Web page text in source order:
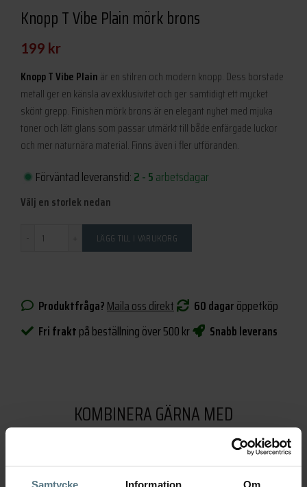
Samtycke Information Om
Knopp T Vibe Plain mörk brons
199 kr
Knopp T Vibe Plain är en stilren och modern knopp. Dess borstade
metall ger en känsla av exklusivitet och ger samtidigt ett mycket
skönt grepp. Finishen mörk brons är en elegant nyhet med mjuka
toner och lätt glans som passar utmärkt till både enfärgade luckor
och mer naturnära material. Finns även i fler utföranden.
Förväntad leveranstid:2 - 5arbetsdagar
Välj en storlek nedan
LÄGG TILL I VARUKORG
Produktfråga?Maila oss direkt 60 dagaröppetköp
Fri fraktpå beställning över 500 kr Snabb leverans
KOMBINERA GÄRNA MED